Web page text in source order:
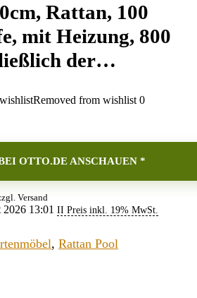
Rattan, 100
mit Heizung, 800
der…
Removed from wishlist 0
OTTO.DE ANSCHAUEN *
Versand
13:01 II Preis inkl. 19% MwSt.
, Rattan Pool